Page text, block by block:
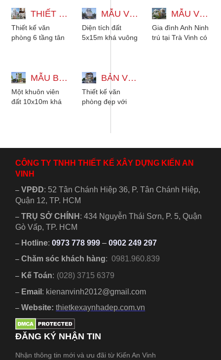
dân....
phòng đẹp....
THIẾT KẾ VĂN PHÒNG 6 TẦNG TÂN CỔ ĐIỂN ĐẸP TẠI TÂN PHÚ
Thiết kế văn
phòng 6 tầng tân
Kiến...
MẪU VĂN PHÒNG 5 TẦNG 5X15M ĐẸP TINH TẾ
Diện tích đất
5x15m khá vuông
đình Anh Hưng...
MẪU VĂN PHÒNG 2 TẦNG 12X21M KẾT HỢP NHÀ Ở HIỆN ĐẠI
Gia đình Anh Ninh
trú tại Trà Vinh có
MẪU BẢN VẼ THIẾT KẾ VĂN PHÒNG 10X10M HIỆN ĐẠI
Một khuôn viên
đất 10x10m khá
BẢN VẼ THIẾT KẾ VĂN PHÒNG LÀM VIỆC HIỆN ĐẠI 5 TẦNG SIÊU ĐẸP
Thiết kế văn
phòng đẹp với
mắt và ấn tượng
CÔNG TY TNHH THIẾT KẾ XÂY DỰNG KIẾN AN
VINH
–VPĐD: 52 Tân Chánh Hiệp 36, P. Tân Chánh Hiệp,
Quận 12, TP. HCM
– TRỤ SỞ CHÍNH :434 Nguyễn Thái Sơn, P. 5, Quận
Gò Vấp, TP. HCM
– Hotline: 0973 778 999 –0902 249 297
– Chăm sóc khách hàng: 0981.960.839
– Kế Toán: (028) 3715 6379
– Email : kienanvinh2012@gmail.com
– Website:thietkexaynhadep.com.vn
ĐĂNG KÝ NHẬN TIN
Nhận thông tin mới và ưu đãi từ Kiến An Vinh